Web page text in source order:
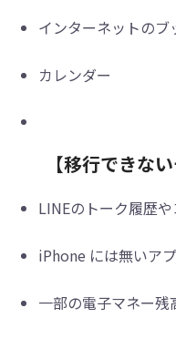
インターネットのブ
カレンダー
【移行できない
LINEのトーク履歴
iPhone には無いア
一部の電子マネー